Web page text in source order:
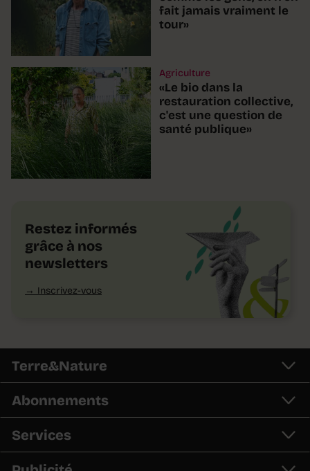
fait jamais vraiment le
tour»
Agriculture
«Le bio dans la
restauration collective,
c'est une question de
santé publique»
Restez informés
grâce à nos
newsletters
Inscrivez-vous
Terre&Nature
Abonnements
Services